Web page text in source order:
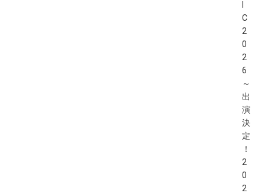
C
2
0
2
6
～
出
演
決
定
！
2
0
2